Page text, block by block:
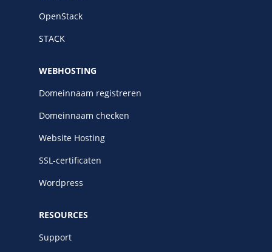
OpenStack
STACK
WEBHOSTING
Domeinnaam registreren
Domeinnaam checken
Website Hosting
SSL-certificaten
Wordpress
RESOURCES
Support